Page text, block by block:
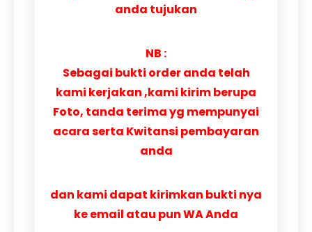
anda tujukan
NB :
Sebagai bukti order anda telah
kami kerjakan ,kami kirim berupa
Foto, tanda terima yg mempunyai
acara serta Kwitansi pembayaran
anda
dan kami dapat kirimkan bukti nya
ke email atau pun WA Anda